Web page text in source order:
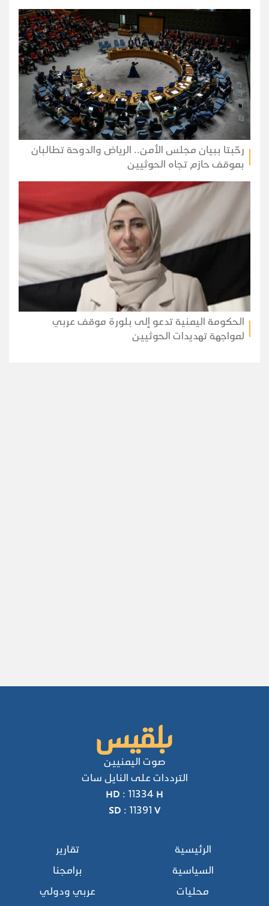
رحّبتا ببيان مجلس الأمن.. الرياض والدوحة تطالبان
بموقف حازم تجاه الحوثيين
الحكومة اليمنية تدعو إلى بلورة موقف عربي
لمواجهة تهديدات الحوثيين
صوت اليمنيين
الترددات على النايل سات
HD : 11334 H
SD : 11391 V
الرئيسية
السياسية
محليات
تقارير
برامجنا
عربي ودولي